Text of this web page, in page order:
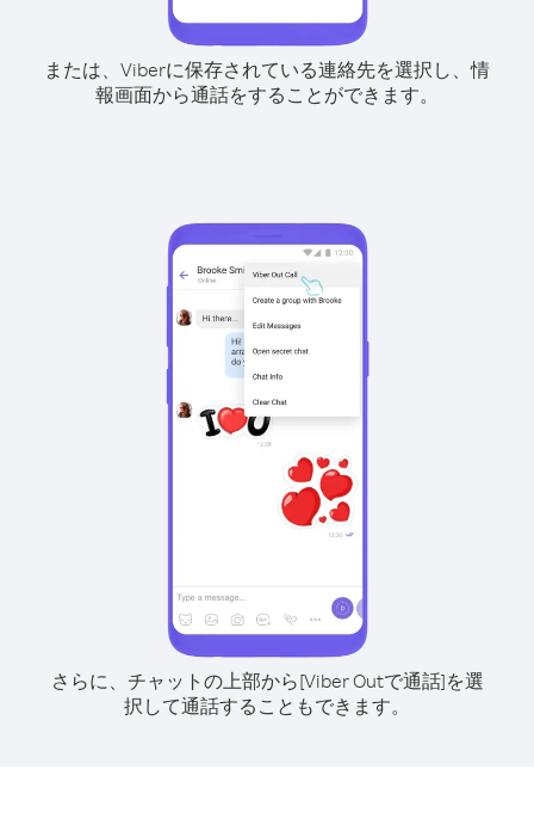
または、Viberに保存されている連絡先を選択し、情
報画面から通話をすることができます。
さらに、チャットの上部から[Viber Outで通話]を選
択して通話することもできます。